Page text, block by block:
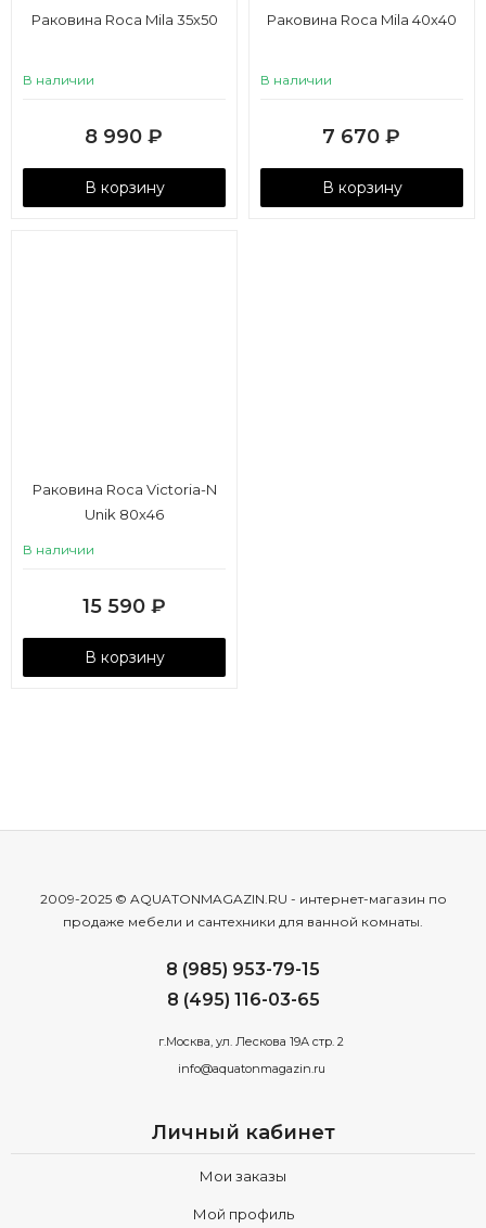
Раковина Roca Mila 35х50
В наличии
8 990 ₽
В корзину
Раковина Roca Mila 40х40
В наличии
7 670 ₽
В корзину
Раковина Roca Victoria-N
Unik 80х46
В наличии
15 590 ₽
В корзину
2009-2025 © AQUATONMAGAZIN.RU - интернет-магазин по
продаже мебели и сантехники для ванной комнаты.
8 (985) 953-79-15
8 (495) 116-03-65
г.Москва, ул. Лескова 19А стр. 2
info@aquatonmagazin.ru
Личный кабинет
Мои заказы
Мой профиль